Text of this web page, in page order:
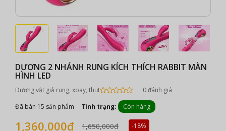
DƯƠNG 2 NHÁNH RUNG KÍCH THÍCH RABBIT MÀN
HÌNH LED
Dương vật giả rung, xoay, thụt
0 đánh giá
Đã bán 15 sản phẩm
Tình trạng: Còn hàng
1,360,000đ 1,650,000đ -18%